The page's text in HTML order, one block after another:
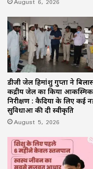
डीजी जेल हिमांशु गुप्ता ने
केंद्रीय जेल का किया आकस्मिक
निरीक्षण : कैदियों के लिए कई
सुविधाओं की दी स्वीकृति
August 5, 2026